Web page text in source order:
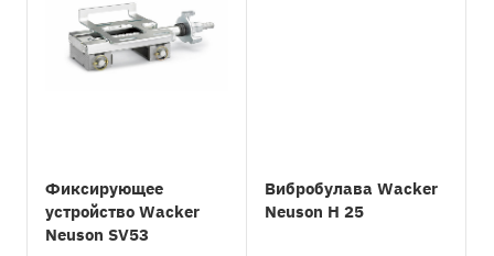
Фиксирующее
устройство Wacker
Neuson SV53
Вибробулава Wacker
Neuson H 25